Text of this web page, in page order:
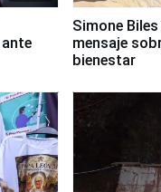
Simone
mensaje
bienestar